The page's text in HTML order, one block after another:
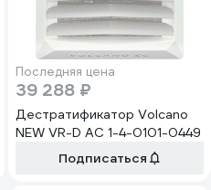
Последняя цена
39 288 ₽
Дестратификатор Volcano
NEW VR-D AC 1-4-0101-0449
Подписаться